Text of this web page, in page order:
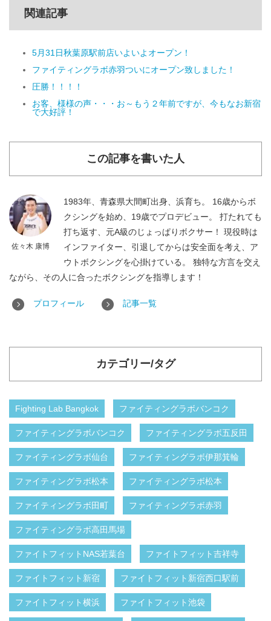
関連記事
5月31日秋葉原駅前店いよいよオープン！
ファイティングラボ赤羽ついにオープン致しました！
圧勝！！！！
お客、様様の声・・・お～もう２年前ですが、今もなお新宿
で大好評！
この記事を書いた人
佐々木 康博
1983年、青森県大間町出身、浜育ち。 16歳からボ
クシングを始め、19歳でプロデビュー。 打たれても
打ち返す、元A級のじょっぱりボクサー！ 現役時は
インファイター、引退してからは安全面を考え、ア
ウトボクシングを心掛けている。 独特な方言を交え
ながら、その人に合ったボクシングを指導します！
プロフィール 記事一覧
カテゴリー/タグ
Fighting Lab Bangkok ファイティングラボバンコク
ファイティングラボバンコク ファイティングラボ五反田
ファイティングラボ仙台 ファイティングラボ伊那箕輪
ファイティングラボ松本 ファイティングラボ松本
ファイティングラボ田町 ファイティングラボ赤羽
ファイティングラボ高田馬場
ファイトフィットNAS若葉台 ファイトフィット吉祥寺
ファイトフィット新宿 ファイトフィット新宿西口駅前
ファイトフィット横浜 ファイトフィット池袋